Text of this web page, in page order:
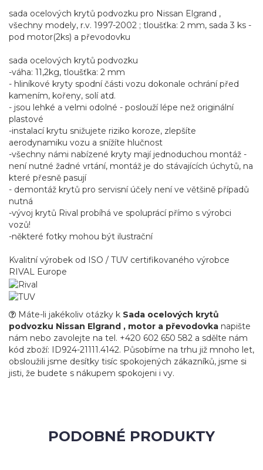
sada ocelových krytů podvozku pro Nissan Elgrand ,
všechny modely, r.v. 1997-2002 ; tloušťka: 2 mm, sada 3 ks -
pod motor(2ks) a převodovku
sada ocelových krytů podvozku
-váha: 11,2kg, tloušťka: 2 mm
- hliníkové kryty spodní části vozu dokonale ochrání před
kamením, kořeny, solí atd.
- jsou lehké a velmi odolné - poslouží lépe než originální
plastové
-instalací krytu snižujete riziko koroze, zlepšíte
aerodynamiku vozu a snížíte hlučnost
-všechny námi nabízené kryty mají jednoduchou montáž -
není nutné žadné vrtání, montáž je do stávajících úchytů, na
které přesně pasují
- demontáž krytů pro servisní účely není ve většině případů
nutná
-vývoj krytů Rival probíhá ve spoluprácí přímo s výrobci
vozů!
-některé fotky mohou být ilustrační
Kvalitní výrobek od ISO / TUV certifikovaného výrobce
RIVAL Europe
Máte-li jakékoliv otázky k Sada ocelových krytů
podvozku Nissan Elgrand , motor a převodovka napište
nám nebo zavolejte na tel. +420 602 650 582 a sdělte nám
kód zboží: ID924-21111.4142. Působíme na trhu již mnoho let,
obsloužili jsme desítky tisíc spokojených zákazníků, jsme si
jisti, že budete s nákupem spokojeni i vy.
PODOBNÉ PRODUKTY